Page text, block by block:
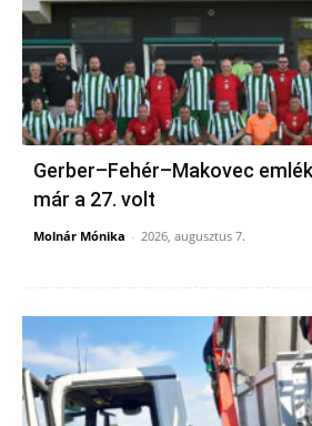
Gerber–Fehér–Makovec
már a 27. volt
Molnár Mónika - 2026, augusztus 7.